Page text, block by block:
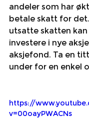
andeler som har
betale skatt for
utsatte skatten kan
investere i nye
aksjefond. Ta en
under for en enkel
https://
v=00oayPWACNs